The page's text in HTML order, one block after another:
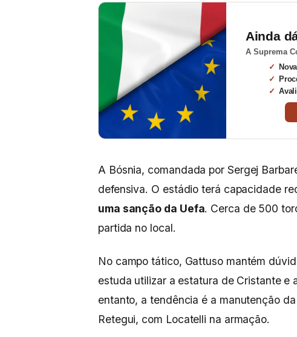
Ainda
A Suprema
A Bósnia, comandada por Sergej
defensiva. O estádio terá capacidade
uma sanção da Uefa. Cerca de 500
partida no local.
No campo tático, Gattuso mantém
estuda utilizar a estatura de Cristante e
entanto, a tendência é a manutenção
Retegui, com Locatelli na armação.